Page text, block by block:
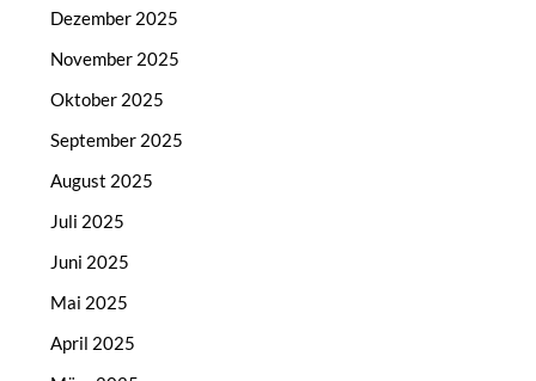
Dezember 2025
November 2025
Oktober 2025
September 2025
August 2025
Juli 2025
Juni 2025
Mai 2025
April 2025